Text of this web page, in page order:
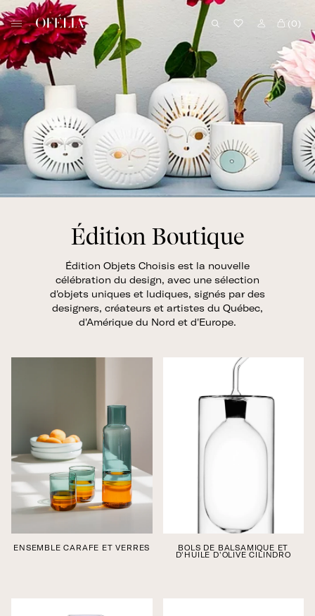
Skip
to
content
B
o
u
t
i
q
u
e
O
f
é
(0)
Édition Boutique
Édition Objets Choisis est la nouvelle
célébration du design, avec une sélection
d'objets uniques et ludiques, signés par des
designers, créateurs et artistes du Québec,
d'Amérique du Nord et d'Europe.
ENSEMBLE CARAFE ET VERRES BOLS DE BALSAMIQUE ET
D'HUILE D'OLIVE CILINDRO